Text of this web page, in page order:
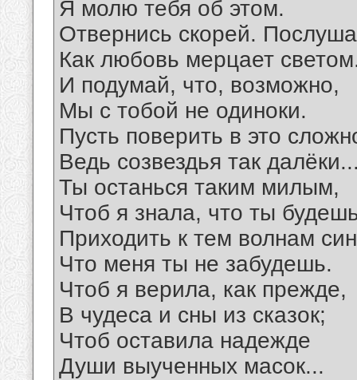
Я молю тебя об этом.
Отвернись скорей.
Как любовь мерцает
И подумай, что, возможно,
Мы с тобой не одиноки.
Пусть поверить в это
Ведь созвездья так
Ты останься таким милым,
Чтоб я знала, что ты
Приходить к тем волнам
Что меня ты не забудешь.
Чтоб я верила, как прежде,
В чудеса и сны из сказок;
Чтоб оставила надежде
Души выученных масок...